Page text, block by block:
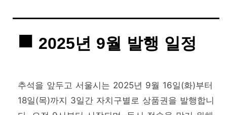
2025년 9월 발행 일정
추석을 앞두고 서울시는 2025년 9월 16일(화)부터
18일(목)까지 3일간 자치구별로 상품권을 발행합니